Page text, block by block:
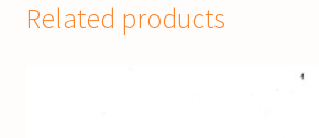
Related products